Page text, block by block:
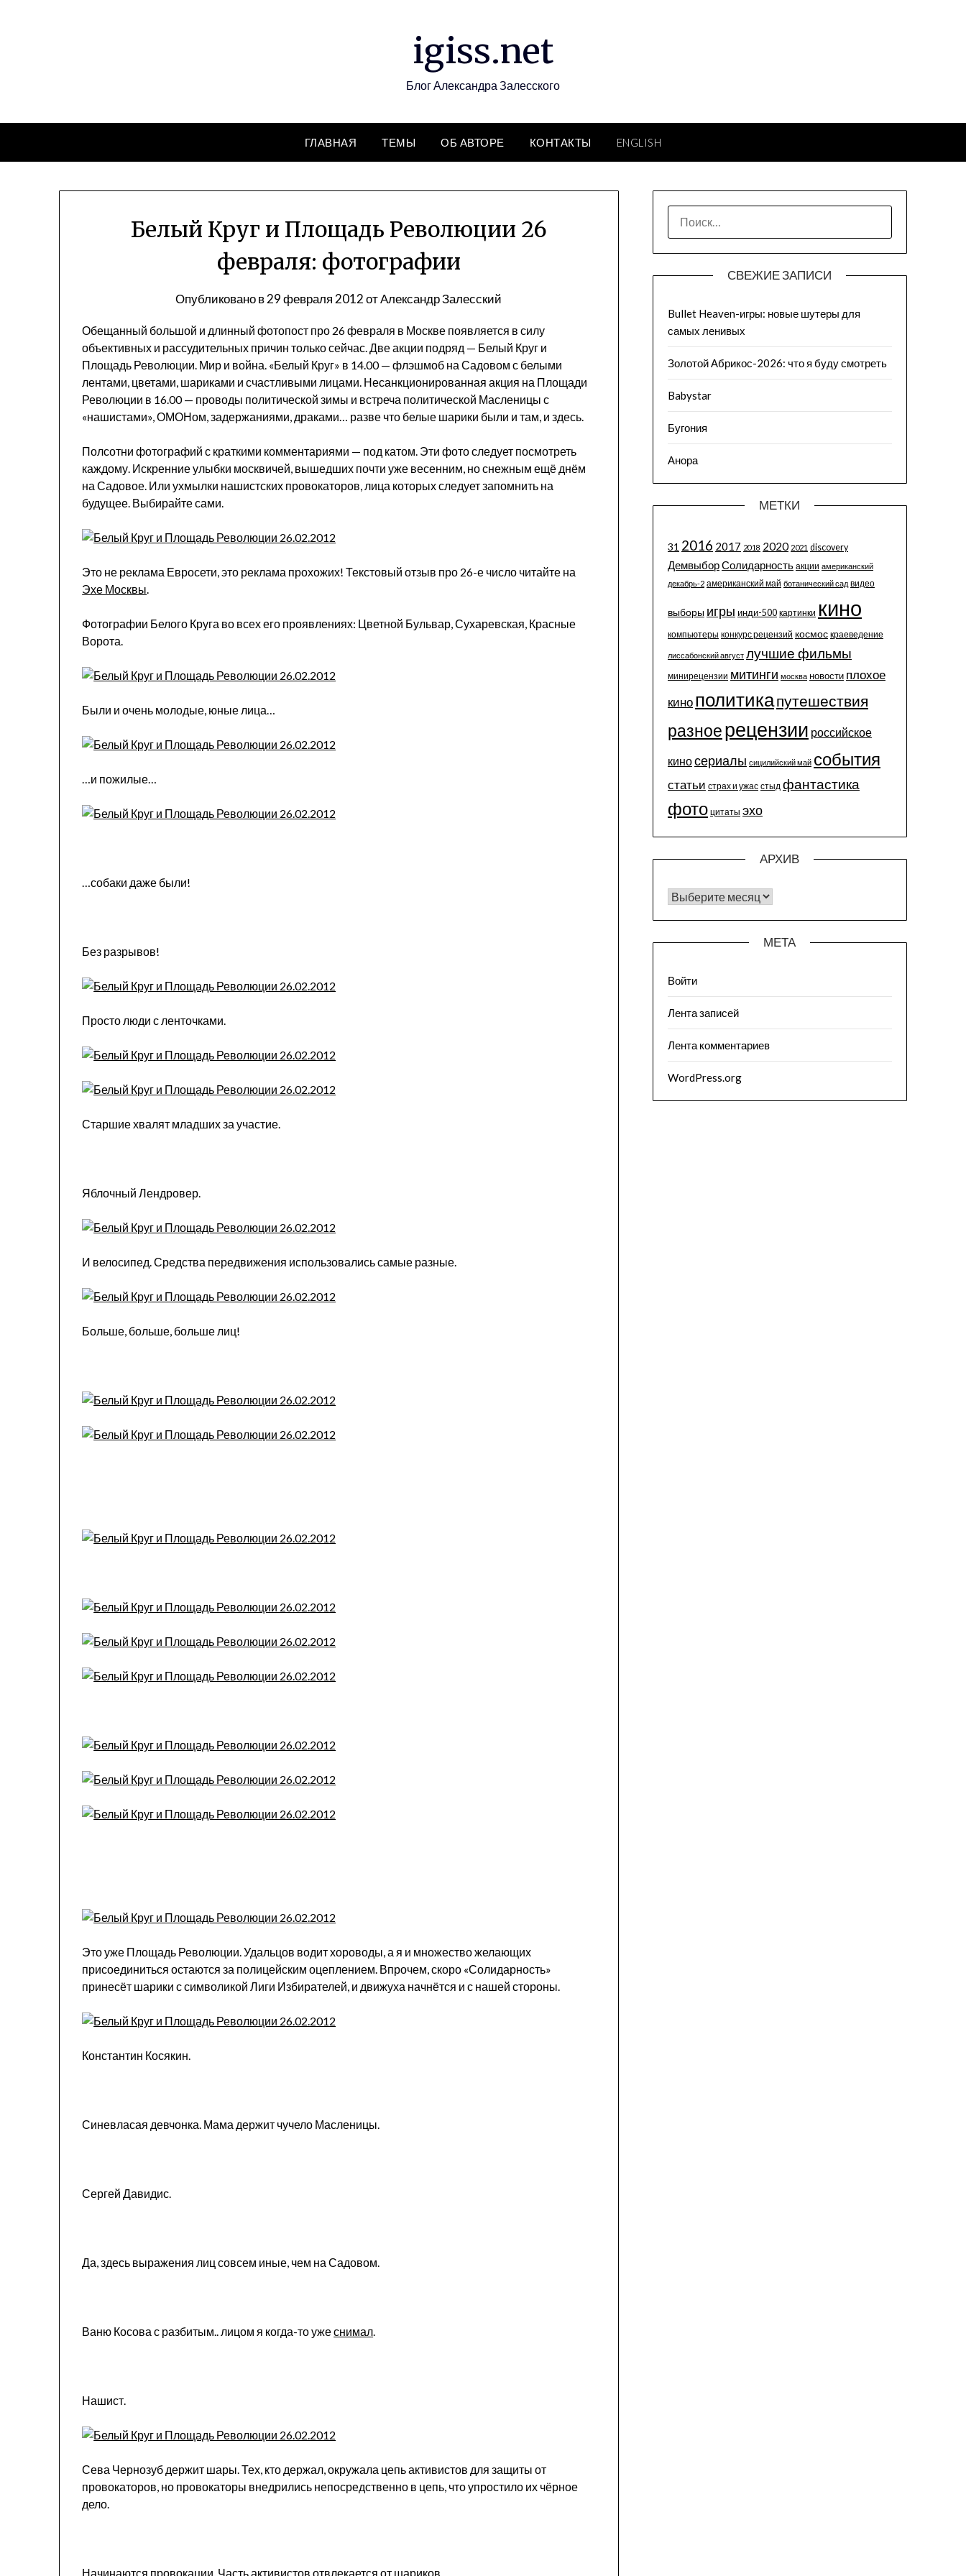
igiss.net
Блог Александра Залесского
ГЛАВНАЯ ТЕМЫ ОБ АВТОРЕ КОНТАКТЫ ENGLISH
Белый Круг и Площадь Революции 26
февраля: фотографии
Опубликовано в29 февраля 2012отАлександр Залесский
Обещанный большой и длинный фотопост про 26 февраля в Москве появляется в силу
объективных и рассудительных причин только сейчас. Две акции подряд — Белый Круг и
Площадь Революции. Мир и война. «Белый Круг» в 14.00 — флэшмоб на Садовом с белыми
лентами, цветами, шариками и счастливыми лицами. Несанкционированная акция на Площади
Революции в 16.00 — проводы политической зимы и встреча политической Масленицы с
«нашистами», ОМОНом, задержаниями, драками… разве что белые шарики были и там, и здесь.
Полсотни фотографий с краткими комментариями — под катом. Эти фото следует посмотреть
каждому. Искренние улыбки москвичей, вышедших почти уже весенним, но снежным ещё днём
на Садовое. Или ухмылки нашистских провокаторов, лица которых следует запомнить на
будущее. Выбирайте сами.
Это не реклама Евросети, это реклама прохожих! Текстовый отзыв про 26-е число читайте на
Эхе Москвы.
Фотографии Белого Круга во всех его проявлениях: Цветной Бульвар, Сухаревская, Красные
Ворота.
Были и очень молодые, юные лица…
…и пожилые…
…собаки даже были!
Без разрывов!
Просто люди с ленточками.
Старшие хвалят младших за участие.
Яблочный Лендровер.
И велосипед. Средства передвижения использовались самые разные.
Больше, больше, больше лиц!
Это уже Площадь Революции. Удальцов водит хороводы, а я и множество желающих
присоединиться остаются за полицейским оцеплением. Впрочем, скоро «Солидарность»
принесёт шарики с символикой Лиги Избирателей, и движуха начнётся и с нашей стороны.
Константин Косякин.
Синевласая девчонка. Мама держит чучело Масленицы.
Сергей Давидис.
Да, здесь выражения лиц совсем иные, чем на Садовом.
Ваню Косова с разбитым.. лицом я когда-то ужеснимал.
Нашист.
Сева Чернозуб держит шары. Тех, кто держал, окружала цепь активистов для защиты от
провокаторов, но провокаторы внедрились непосредственно в цепь, что упростило их чёрное
дело.
Начинаются провокации. Часть активистов отвлекается от шариков.
СВЕЖИЕ ЗАПИСИ
Bullet Heaven-игры: новые шутеры для
самых ленивых
Золотой Абрикос-2026: что я буду смотреть
Babystar
Бугония
Анора
МЕТКИ
31 2016 2017 2018 2020 2021 discovery
ДемвыборСолидарность акции американский
декабрь-2 американский май ботанический сад видео
выборы игры инди-500 картинки кино
компьютеры конкурс рецензий космос краеведение
лиссабонский август лучшие фильмы
минирецензии митинги москва новости плохое
кино политикапутешествия
разноерецензии российское
киносериалы сицилийский май события
статьи страх и ужас стыд фантастика
фото цитаты эхо
АРХИВ
Архив
МЕТА
Войти
Лента записей
Лента комментариев
WordPress.org